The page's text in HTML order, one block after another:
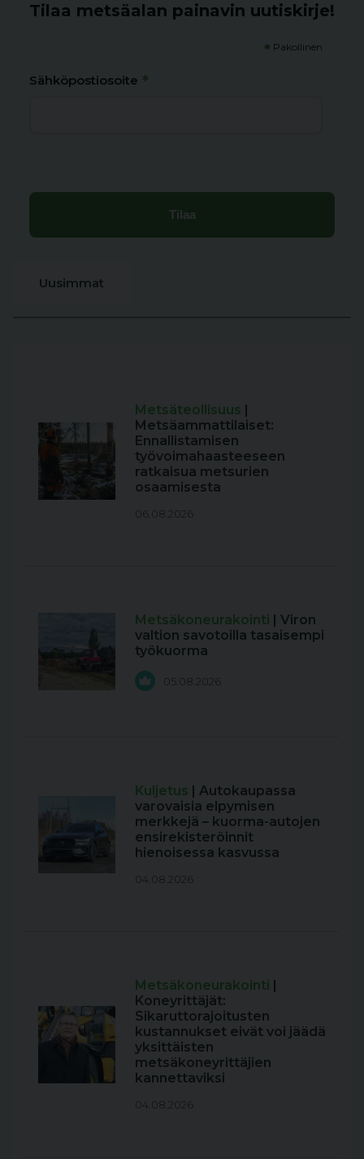
Tilaa metsäalan painavin uutiskirje!
* Pakollinen
Sähköpostiosoite *
Uusimmat
Metsäteollisuus
Metsäammattilaiset:
Ennallistamisen
työvoimahaasteeseen
ratkaisua metsurien
osaamisesta
06.08.2026
Metsäkoneurakointi
| Viron
valtion savotoilla tasaisempi
työkuorma
05.08.2026
Kuljetus
| Autokaupassa
varovaisia elpymisen
merkkejä – kuorma-autojen
ensirekisteröinnit
hienoisessa kasvussa
04.08.2026
Metsäkoneurakointi
Koneyrittäjät:
Sikaruttorajoitusten
kustannukset eivät voi jäädä
yksittäisten
metsäkoneyrittäjien
kannettaviksi
04.08.2026